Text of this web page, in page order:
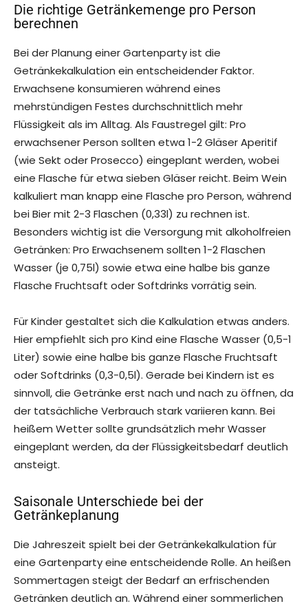
Die richtige Getränkemenge pro Person
berechnen
Bei der Planung einer Gartenparty ist die
Getränkekalkulation ein entscheidender Faktor.
Erwachsene konsumieren während eines
mehrstündigen Festes durchschnittlich mehr
Flüssigkeit als im Alltag. Als Faustregel gilt: Pro
erwachsener Person sollten etwa 1-2 Gläser Aperitif
(wie Sekt oder Prosecco) eingeplant werden, wobei
eine Flasche für etwa sieben Gläser reicht. Beim Wein
kalkuliert man knapp eine Flasche pro Person, während
bei Bier mit 2-3 Flaschen (0,33l) zu rechnen ist.
Besonders wichtig ist die Versorgung mit alkoholfreien
Getränken: Pro Erwachsenem sollten 1-2 Flaschen
Wasser (je 0,75l) sowie etwa eine halbe bis ganze
Flasche Fruchtsaft oder Softdrinks vorrätig sein.
Für Kinder gestaltet sich die Kalkulation etwas anders.
Hier empfiehlt sich pro Kind eine Flasche Wasser (0,5-1
Liter) sowie eine halbe bis ganze Flasche Fruchtsaft
oder Softdrinks (0,3-0,5l). Gerade bei Kindern ist es
sinnvoll, die Getränke erst nach und nach zu öffnen, da
der tatsächliche Verbrauch stark variieren kann. Bei
heißem Wetter sollte grundsätzlich mehr Wasser
eingeplant werden, da der Flüssigkeitsbedarf deutlich
ansteigt.
Saisonale Unterschiede bei der
Getränkeplanung
Die Jahreszeit spielt bei der Getränkekalkulation für
eine Gartenparty eine entscheidende Rolle. An heißen
Sommertagen steigt der Bedarf an erfrischenden
Getränken deutlich an. Während einer sommerlichen